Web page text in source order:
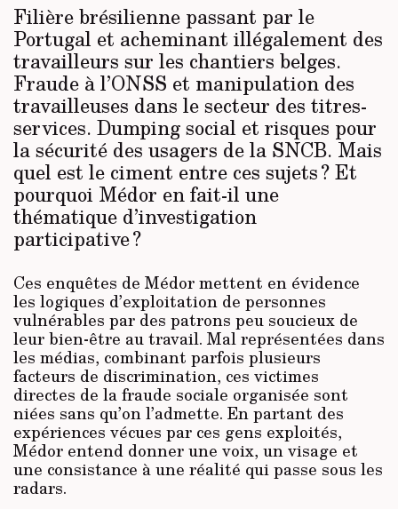
Filière brésilienne passant par le
Portugal et acheminant illégalement des
travailleurs sur les chantiers belges.
Fraude à l’ONSS et manipulation des
travailleuses dans le secteur des titres-
services. Dumping social et risques pour
la sécurité des usagers de la SNCB. Mais
quel est le ciment entre ces sujets ? Et
pourquoi Médor en fait-il une
thématique d’investigation
participative ?
Ces enquêtes de Médor mettent en évidence
les logiques d’exploitation de personnes
vulnérables par des patrons peu soucieux de
leur bien-être au travail. Mal représentées dans
les médias, combinant parfois plusieurs
facteurs de discrimination, ces victimes
directes de la fraude sociale organisée sont
niées sans qu’on l’admette. En partant des
expériences vécues par ces gens exploités,
Médor entend donner une voix, un visage et
une consistance à une réalité qui passe sous les
radars.